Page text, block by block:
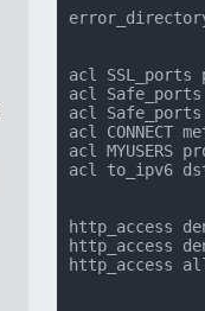
acl SSL_ports
acl
acl
acl CONNECT
acl MYUSERS
acl to_ipv6
http_access
http_access
http_access